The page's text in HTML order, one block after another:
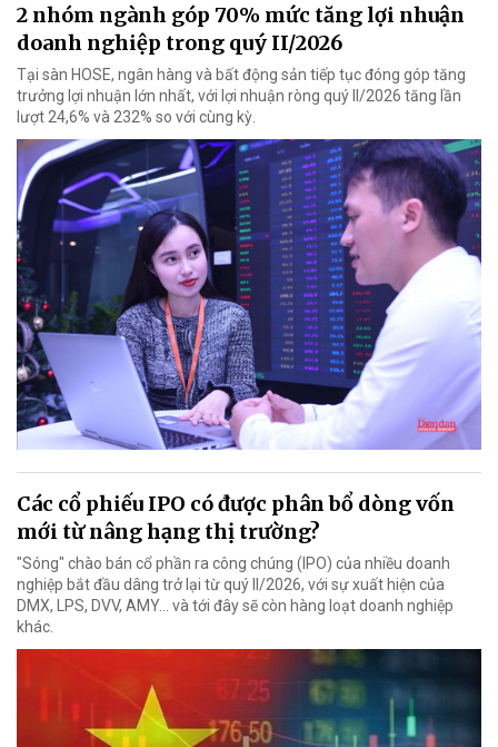
2 nhóm ngành góp 70% mức tăng lợi nhuận
doanh nghiệp trong quý II/2026
Tại sàn HOSE, ngân hàng và bất động sản tiếp tục đóng góp tăng
trưởng lợi nhuận lớn nhất, với lợi nhuận ròng quý II/2026 tăng lần
lượt 24,6% và 232% so với cùng kỳ.
Các cổ phiếu IPO có được phân bổ dòng vốn
mới từ nâng hạng thị trường?
"Sóng" chào bán cổ phần ra công chúng (IPO) của nhiều doanh
nghiệp bắt đầu dâng trở lại từ quý II/2026, với sự xuất hiện của
DMX, LPS, DVV, AMY... và tới đây sẽ còn hàng loạt doanh nghiệp
khác.